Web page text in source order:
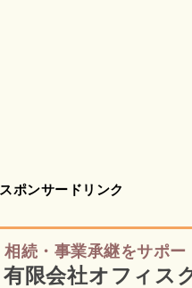
スポンサードリンク
相続・事業承継をサポー
有限会社オフィス